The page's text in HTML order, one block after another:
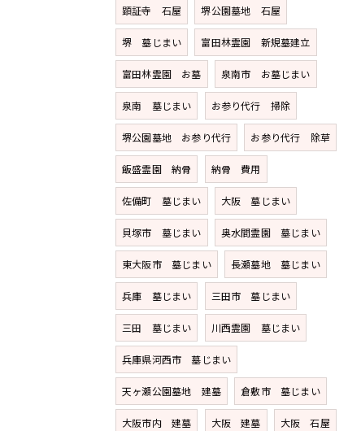
顕証寺 石屋 堺公園墓地 石屋
堺 墓じまい 富田林霊園 新規墓建立
富田林霊園 お墓 泉南市 お墓じまい
泉南 墓じまい お参り代行 掃除
堺公園墓地 お参り代行 お参り代行 除草
飯盛霊園 納骨 納骨 費用
佐備町 墓じまい 大阪 墓じまい
貝塚市 墓じまい 奥水間霊園 墓じまい
東大阪市 墓じまい 長瀬墓地 墓じまい
兵庫 墓じまい 三田市 墓じまい
三田 墓じまい 川西霊園 墓じまい
兵庫県河西市 墓じまい
天ヶ瀬公園墓地 建墓 倉敷市 墓じまい
大阪市内 建墓 大阪 建墓 大阪 石屋